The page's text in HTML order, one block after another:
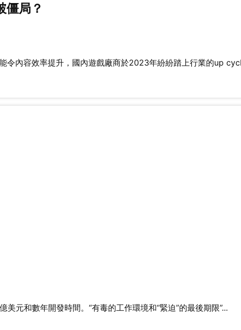
僵局？
令內容效率提升，國內遊戲廠商於2023年紛紛踏上行業的up
元和數年開發時間。“有毒的工作環境和“緊迫”的最後期限”...